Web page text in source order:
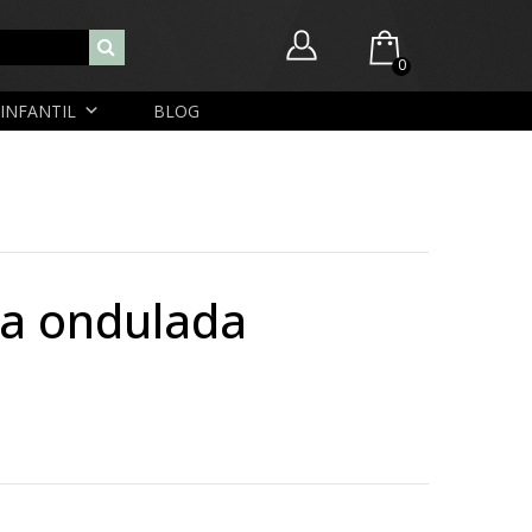
0
Você ainda não possui itens no seu carrinho.
Nome de usuário ou endereço de e-mail
Lembrar-me
INFANTIL BLOG
ondulada